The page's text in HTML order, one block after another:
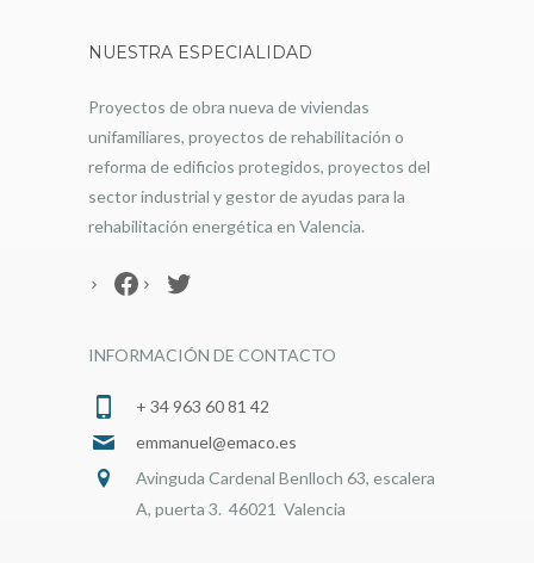
NUESTRA ESPECIALIDAD
Proyectos de obra nueva de viviendas
unifamiliares, proyectos de rehabilitación o
reforma de edificios protegidos, proyectos del
sector industrial y gestor de ayudas para la
rehabilitación energética en Valencia.
Facebook
Twitter
INFORMACIÓN DE CONTACTO
+ 34 963 60 81 42
emmanuel@emaco.es
Avinguda Cardenal Benlloch 63, escalera
A, puerta 3. 46021 Valencia